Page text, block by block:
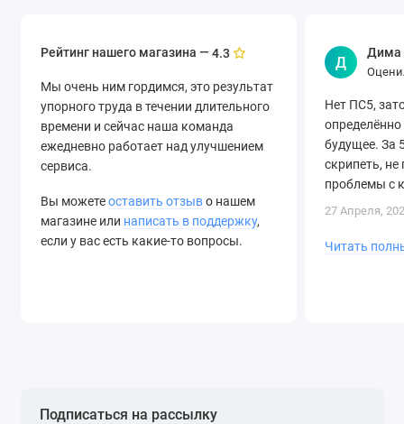
Рейтинг нашего магазина —4.3
Мы очень ним гордимся, это результат
упорного труда в течении длительного
времени и сейчас наша команда
ежедневно работает над улучшением
сервиса.
Вы можетеоставить отзыво нашем
магазине или написать в поддержку,
если у вас есть какие-то вопросы.
Д
Дима
Нет ПС5,
будущее. За
скрипеть,
проблемы с
моему
27 Апреля,
Читать
Подписаться на рассылку